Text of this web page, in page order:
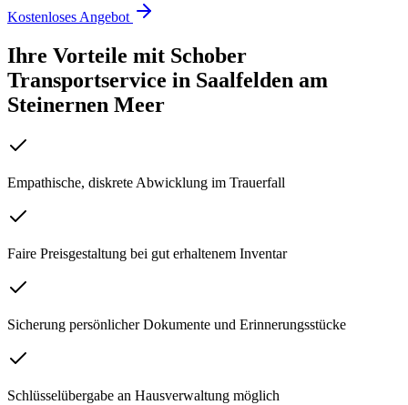
Kostenloses Angebot
Ihre Vorteile mit Schober
Transportservice in Saalfelden am
Steinernen Meer
Empathische, diskrete Abwicklung im Trauerfall
Faire Preisgestaltung bei gut erhaltenem Inventar
Sicherung persönlicher Dokumente und Erinnerungsstücke
Schlüsselübergabe an Hausverwaltung möglich